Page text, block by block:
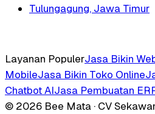
Tulungagung, Jawa Timur
Layanan PopulerJasa Bikin
MobileJasa Bikin Toko Online
Chatbot AIJasa Pembuatan
© 2026 Bee Mata · CV